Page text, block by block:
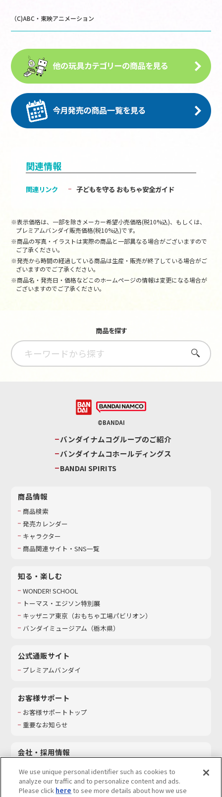
（C)ABC・東映アニメーション
関連情報
関連リンク 子どもを守る おもちゃ安全ガイド
※表示価格は、一部を除きメーカー希望小売価格(税10%込)、もしくは、
プレミアムバンダイ販売価格(税10%込)です。
※商品の写真・イラストは実際の商品と一部異なる場合がございますので
ご了承ください。
※発売から時間の経過している商品は生産・販売が終了している場合がご
ざいますのでご了承ください。
※商品名・発売日・価格などこのホームページの情報は変更になる場合が
ございますのでご了承ください。
商品を探す
さがす
©BANDAI
バンダイナムコグループのご紹介
バンダイナムコホールディングス
BANDAI SPIRITS
商品情報
商品検索
発売カレンダー
キャラクター
商品関連サイト・SNS一覧
知る・楽しむ
WONDER! SCHOOL
トーマス・エジソン特別展
キッザニア東京（おもちゃ工場パビリオン）​
バンダイミュージアム（栃木県）
公式通販サイト
プレミアムバンダイ
お客様サポート
お客様サポートトップ
重要なお知らせ
会社・採用情報
採用情報
サステナビリティ
We use unique personal identifier such as cookies to
analyze our traffic and to personalize content and ads.
Please click here to see more details about how we use